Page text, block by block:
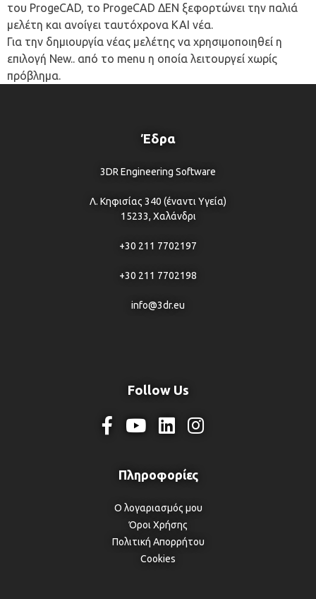
του ProgeCAD, το ProgeCAD ΔΕΝ ξεφορτώνει την παλιά
μελέτη και ανοίγει ταυτόχρονα ΚΑΙ νέα.
Για την δημιουργία νέας μελέτης να χρησιμοποιηθεί η
επιλογή New.. από το menu η οποία λειτουργεί χωρίς
πρόβλημα.
Έδρα
3DR Engineering Software
Λ. Κηφισίας 340 (έναντι Υγεία)
15233, Χαλάνδρι
+30 211 7702197
+30 211 7702198
info@3dr.eu
Follow Us
Ο λογαριασμός μου
Όροι Χρήσης
Πολιτική Απορρήτου
Cookies